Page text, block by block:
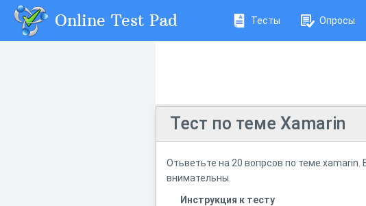
Online Test Pad Тесты Опросы
Тест по теме Xamarin
Отьветьте на 20 вопрсов по теме
внимательны.
Инструкция к тесту